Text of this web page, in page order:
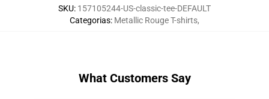
SKU: 157105244-US-classic-tee-DEFAULT
Categorias: Metallic Rouge T-shirts,
What Customers Say